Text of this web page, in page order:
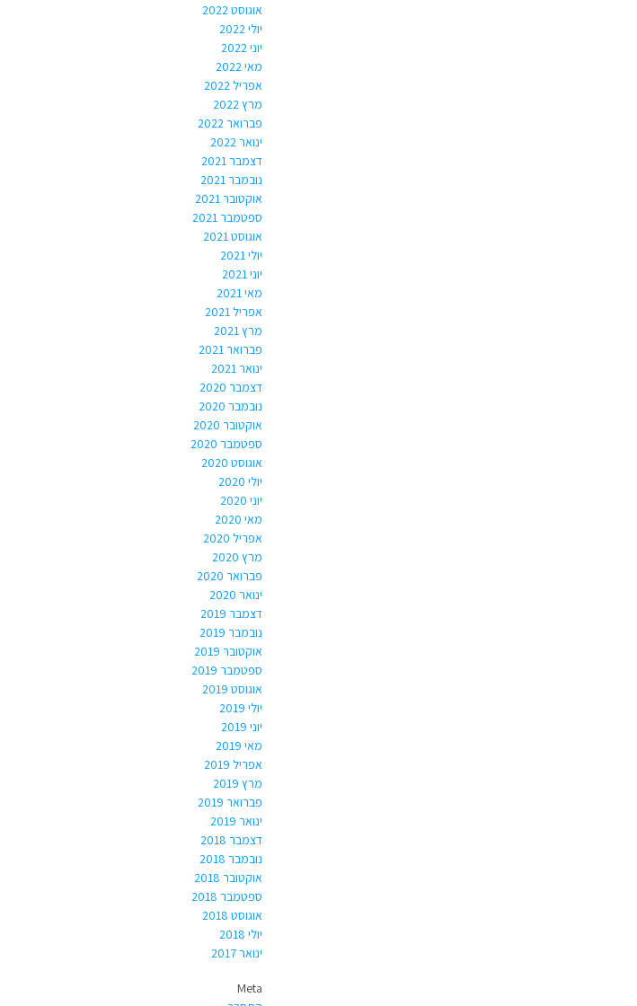
אוגוסט 2022
יולי 2022
יוני 2022
מאי 2022
אפריל 2022
מרץ 2022
פברואר 2022
ינואר 2022
דצמבר 2021
נובמבר 2021
אוקטובר 2021
ספטמבר 2021
אוגוסט 2021
יולי 2021
יוני 2021
מאי 2021
אפריל 2021
מרץ 2021
פברואר 2021
ינואר 2021
דצמבר 2020
נובמבר 2020
אוקטובר 2020
ספטמבר 2020
אוגוסט 2020
יולי 2020
יוני 2020
מאי 2020
אפריל 2020
מרץ 2020
פברואר 2020
ינואר 2020
דצמבר 2019
נובמבר 2019
אוקטובר 2019
ספטמבר 2019
אוגוסט 2019
יולי 2019
יוני 2019
מאי 2019
אפריל 2019
מרץ 2019
פברואר 2019
ינואר 2019
דצמבר 2018
נובמבר 2018
אוקטובר 2018
ספטמבר 2018
אוגוסט 2018
יולי 2018
ינואר 2017
Meta